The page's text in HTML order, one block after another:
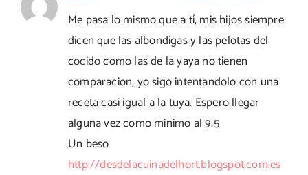
Me pasa lo mismo que a tí, mis hijos siempre
dicen que las albondigas y las pelotas del
cocido como las de la yaya no tienen
comparacion, yo sigo intentandolo con una
receta casi igual a la tuya. Espero llegar
alguna vez como minimo al 9.5
Un beso
http://desdelacuinadelhort.blogspot.com.es